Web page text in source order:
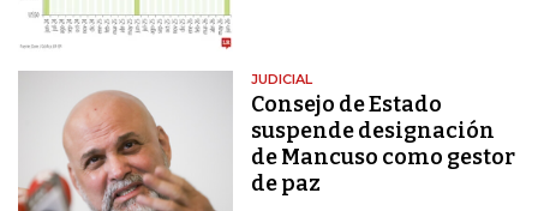
JUDICIAL
Consejo de Estado
suspende designación
de Mancuso como gestor
de paz